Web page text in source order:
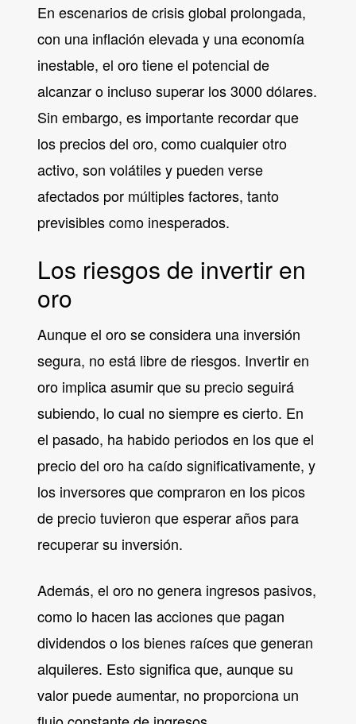
En escenarios de crisis global prolongada,
con una inflación elevada y una economía
inestable, el oro tiene el potencial de
alcanzar o incluso superar los 3000 dólares.
Sin embargo, es importante recordar que
los precios del oro, como cualquier otro
activo, son volátiles y pueden verse
afectados por múltiples factores, tanto
previsibles como inesperados.
Los riesgos de invertir en
oro
Aunque el oro se considera una inversión
segura, no está libre de riesgos. Invertir en
oro implica asumir que su precio seguirá
subiendo, lo cual no siempre es cierto. En
el pasado, ha habido periodos en los que el
precio del oro ha caído significativamente, y
los inversores que compraron en los picos
de precio tuvieron que esperar años para
recuperar su inversión.
Además, el oro no genera ingresos pasivos,
como lo hacen las acciones que pagan
dividendos o los bienes raíces que generan
alquileres. Esto significa que, aunque su
valor puede aumentar, no proporciona un